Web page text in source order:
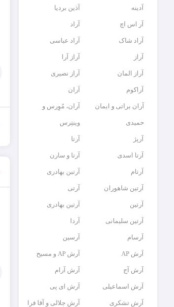
آدینه آذین بردیا
آر اس اچ آراد
آراد شاک آراد عباسی
آراز آراز آرا
آراز المان آراز نصیری
آراکوم آران
آران براتی و ایمان
حمیدی
آران، مُوِرس و
وینتِرس
آرپژ آرتا
آرتا اسدی آرتا و سارن
آرتام آرتبن بهادری
آرتين شاهوران آرتی
آرتین آرتین بهادری
آرتین سلیمانی آردا
آرسام آرسین
آرش AP آرش AP و مسیح
آرش آج آرش آرام
آرش اسماعیلی آرش ای پی
آرش تشکری آرش جلالی و آقا فرا